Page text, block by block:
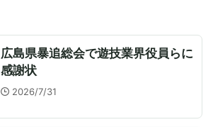
広島県暴追総会で遊技業界役員らに
感謝状
2026/7/31